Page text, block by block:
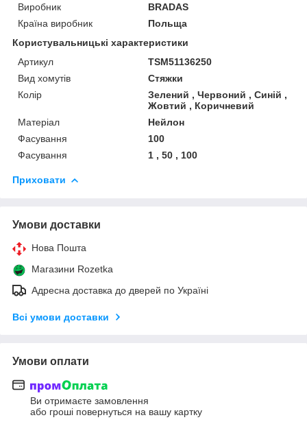
Виробник
BRADAS
Країна виробник
Польща
Користувальницькі характеристики
Артикул
TSM51136250
Вид хомутів
Стяжки
Колір
Зелений , Червоний , Синій ,
Жовтий , Коричневий
Матеріал
Нейлон
Фасування
100
Фасування
1 , 50 , 100
Приховати
Умови доставки
Нова Пошта
Магазини Rozetka
Адресна доставка до дверей по Україні
Всі умови доставки
Умови оплати
Ви отримаєте замовлення
або гроші повернуться на вашу картку